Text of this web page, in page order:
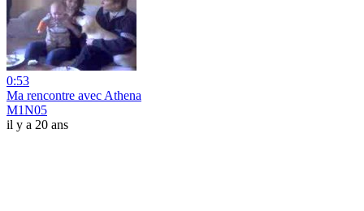
0:53
Ma rencontre avec Athena
M1N05
il y a 20 ans